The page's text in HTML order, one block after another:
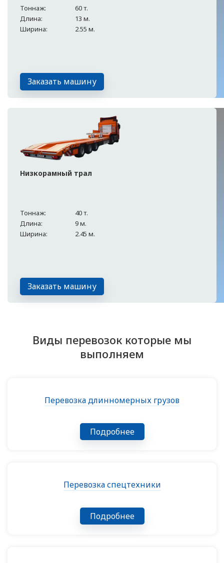
Тоннаж:
60 т.
Длина:
13 м.
Ширина:
2.55 м.
Заказать машину
Низкорамный трал
Тоннаж:
40 т.
Длина:
9 м.
Ширина:
2.45 м.
Заказать машину
Виды перевозок которые мы
выполняем
Перевозка длинномерных грузов
Подробнее
Перевозка спецтехники
Подробнее